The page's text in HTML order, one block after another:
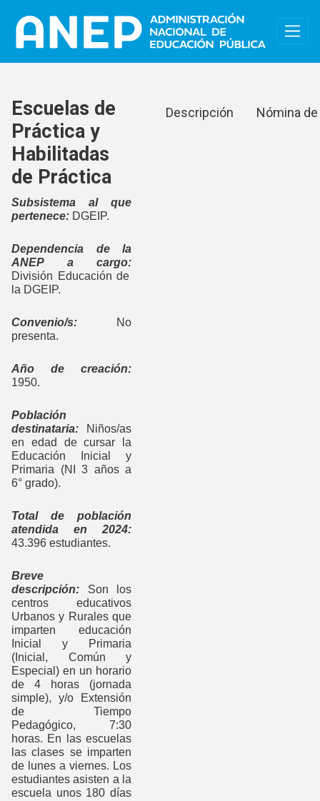
Escuelas de
Práctica y
Habilitadas
de Práctica
Subsistema al que
pertenece: DGEIP.
Dependencia de la
ANEP a cargo:
División Educación de
la DGEIP.
Convenio/s: No
presenta.
Año de creación:
1950.
Población
destinataria: Niños/as
en edad de cursar la
Educación Inicial y
Primaria (NI 3 años a
6° grado).
Total de población
atendida en 2024:
43.396 estudiantes.
Breve
descripción: Son los
centros educativos
Urbanos y Rurales que
imparten educación
Inicial y Primaria
(Inicial, Común y
Especial) en un horario
de 4 horas (jornada
simple), y/o Extensión
de Tiempo
Pedagógico, 7:30
horas. En las escuelas
las clases se imparten
de lunes a viernes. Los
estudiantes asisten a la
escuela unos 180 días
Menu-Práctica y
Descripción Nómina